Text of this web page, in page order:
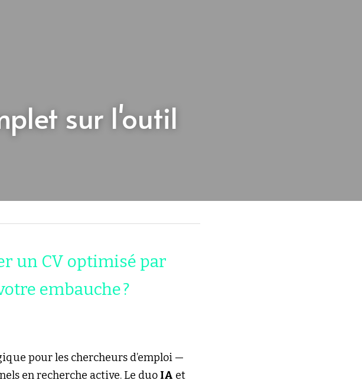
sur l'outil
un CV optimisé par
embauche ?
pour les chercheurs d’emploi —
en recherche active. Le duo IA et